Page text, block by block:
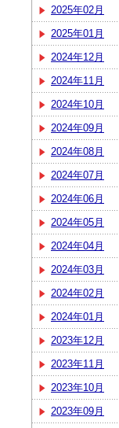
2025年02月
2025年01月
2024年12月
2024年11月
2024年10月
2024年09月
2024年08月
2024年07月
2024年06月
2024年05月
2024年04月
2024年03月
2024年02月
2024年01月
2023年12月
2023年11月
2023年10月
2023年09月